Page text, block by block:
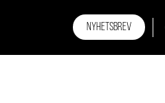
NYHETSBREV